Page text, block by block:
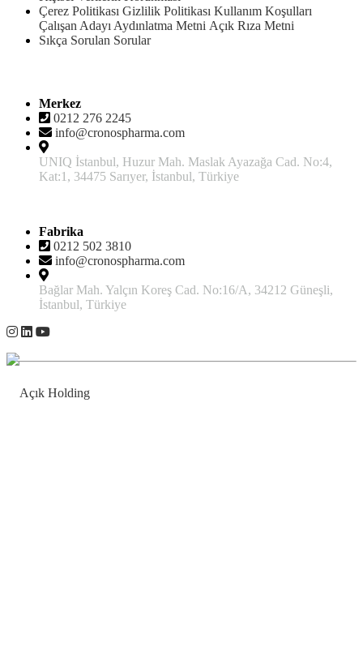
Çerez Politikası Gizlilik Politikası Kullanım Koşulları
Çalışan Adayı Aydınlatma Metni Açık Rıza Metni
Sıkça Sorulan Sorular
Merkez
0212 276 2245
info@cronospharma.com
UNIQ İstanbul, Huzur Mah. Maslak Ayazağa Cad. No:4,
Kat:1, 34475 Sarıyer, İstanbul, Türkiye
Fabrika
0212 502 3810
info@cronospharma.com
Bağlar Mah. Yalçın Koreş Cad. No:16/A, 34212 Güneşli,
İstanbul, Türkiye